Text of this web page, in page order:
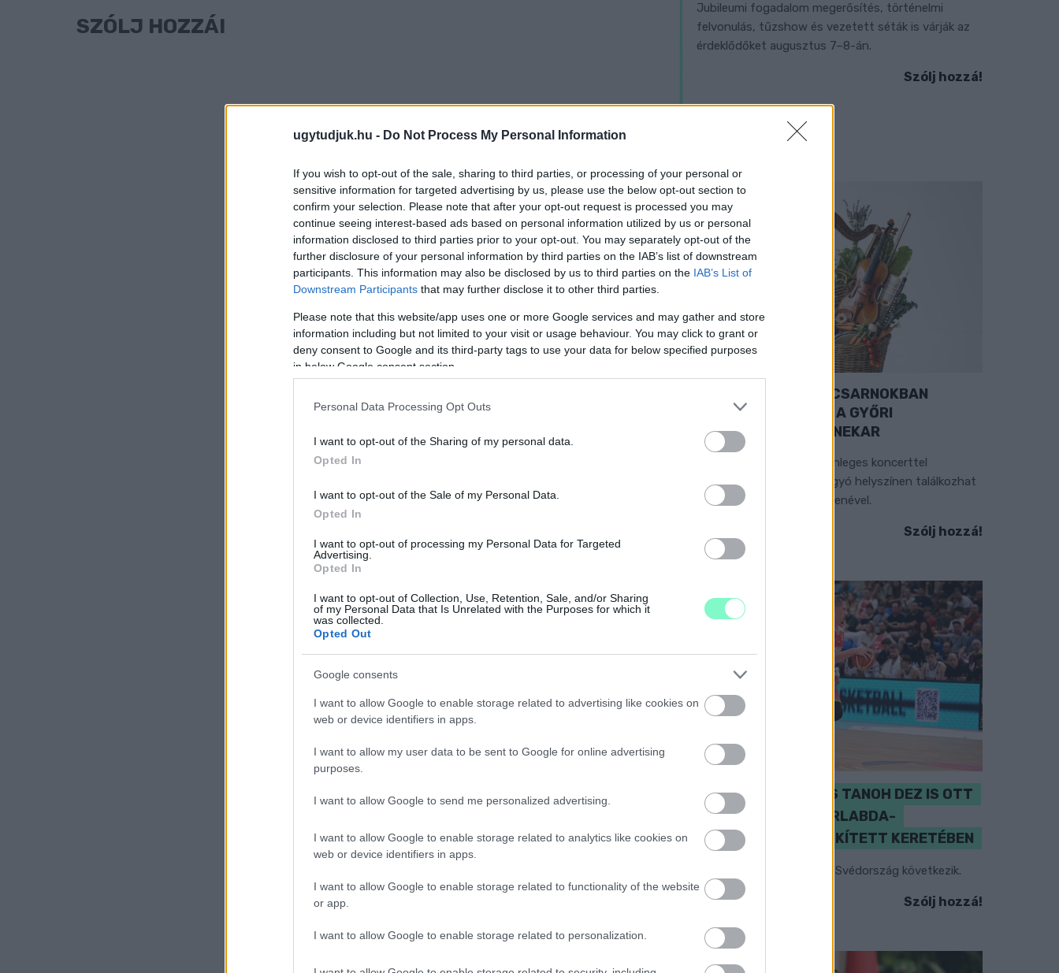
ugytudjuk.hu - Do Not Process My Personal Information
If you wish to opt-out of the sale, sharing to third parties, or processing of your personal or
sensitive information for targeted advertising by us, please use the below opt-out section to
confirm your selection. Please note that after your opt-out request is processed you may
continue seeing interest-based ads based on personal information utilized by us or personal
information disclosed to third parties prior to your opt-out. You may separately opt-out of the
further disclosure of your personal information by third parties on the IAB’s list of downstream
participants. This information may also be disclosed by us to third parties on the IAB’s List of
Downstream Participants that may further disclose it to other third parties.
Please note that this website/app uses one or more Google services and may gather and store
information including but not limited to your visit or usage behaviour. You may click to grant or
deny consent to Google and its third-party tags to use your data for below specified purposes
in below Google consent section.
Personal Data Processing Opt Outs
I want to opt-out of the Sharing of my personal data.
Opted In
I want to opt-out of the Sale of my Personal Data.
Opted In
I want to opt-out of processing my Personal Data for Targeted
Advertising.
Opted In
I want to opt-out of Collection, Use, Retention, Sale, and/or Sharing
of my Personal Data that Is Unrelated with the Purposes for which it
was collected.
Opted Out
Google consents
I want to allow Google to enable storage related to advertising like cookies on
web or device identifiers in apps.
I want to allow my user data to be sent to Google for online advertising
purposes.
I want to allow Google to send me personalized advertising.
I want to allow Google to enable storage related to analytics like cookies on
web or device identifiers in apps.
I want to allow Google to enable storage related to functionality of the website
or app.
I want to allow Google to enable storage related to personalization.
SZÓLJ HOZZÁ!
Jubileumi fogadalom megerősítés, történelmi
felvonulás, tűzshow és vezetett séták is várják az
érdeklődőket augusztus 7–8-án.
Szólj hozzá!
EXTRA: A VÁSÁRCSARNOKBAN
NYITJA ÚJ ÉVADÁT A GYŐRI
FILHARMONIKUS ZENEKAR
A „Zenélő piac” című különleges koncerttel
szeptember 7-én rendhagyó helyszínen találkozhat
a közönség a klasszikus zenével.
Szólj hozzá!
PERL, VÁRADI ÉS TANOH DEZ IS OTT
VAN A FÉRFI KOSÁRLABDA-
VÁLOGATOTT SZŰKÍTETT KERETÉBEN
Észtország, Szlovénia és Svédország következik.
Szólj hozzá!